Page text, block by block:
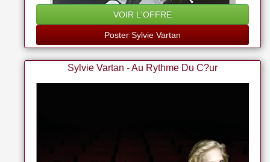
VOIR L'OFFRE
Poster Sylvie Vartan
Sylvie Vartan - Au Rythme Du C?ur